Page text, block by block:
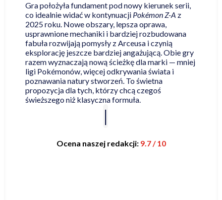
Gra położyła fundament pod nowy kierunek serii,
co idealnie widać w kontynuacji Pokémon Z-A z
2025 roku. Nowe obszary, lepsza oprawa,
usprawnione mechaniki i bardziej rozbudowana
fabuła rozwijają pomysły z Arceusa i czynią
eksplorację jeszcze bardziej angażującą. Obie gry
razem wyznaczają nową ścieżkę dla marki — mniej
ligi Pokémonów, więcej odkrywania świata i
poznawania natury stworzeń. To świetna
propozycja dla tych, którzy chcą czegoś
świeższego niż klasyczna formuła.
Ocena naszej redakcji: 9.7 / 10